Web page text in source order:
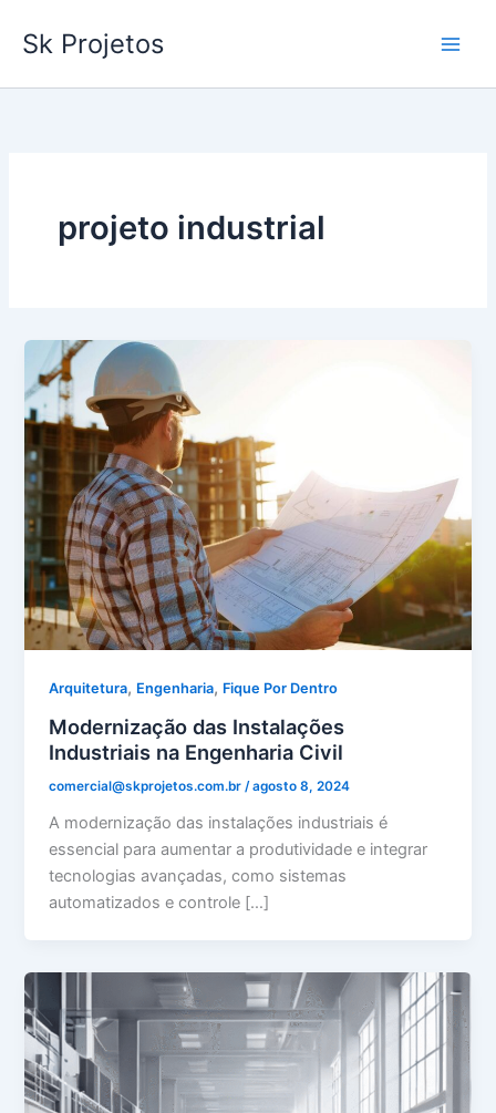
para
conteúdo
Sk Projetos
projeto industrial
Arquitetura, Engenharia, Fique Por Dentro
Modernização das Instalações
Industriais na Engenharia Civil
comercial@skprojetos.com.br/agosto 8, 2024
A modernização das instalações industriais é
essencial para aumentar a produtividade e integrar
tecnologias avançadas, como sistemas
automatizados e controle […]